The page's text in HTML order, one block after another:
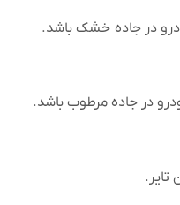
در جاده خشک باشد.
در جاده مرطوب باشد.
تایر.